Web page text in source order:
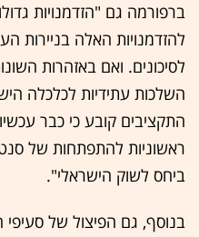
ברפורמה גם "הזדמנויות
להזדמנויות האלה בניירות
לסיכונים. ואם באזהרות
השלכות עתידיות לכלכלה
התקציבים קובע כי כבר
ראשוניות להתפתחות של
ביחס לשוק הישראלי".
בנוסף, גם הפיצול של